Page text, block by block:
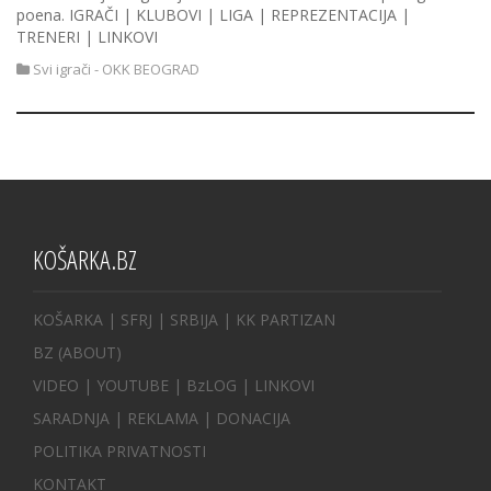
poena. IGRAČI | KLUBOVI | LIGA | REPREZENTACIJA |
TRENERI | LINKOVI
Svi igrači - OKK BEOGRAD
KOŠARKA.BZ
KOŠARKA | SFRJ | SRBIJA | KK PARTIZAN
BZ (ABOUT)
VIDEO | YOUTUBE | BzLOG | LINKOVI
SARADNJA | REKLAMA | DONACIJA
POLITIKA PRIVATNOSTI
KONTAKT